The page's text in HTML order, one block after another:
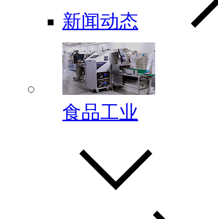
新闻动态
食品工业